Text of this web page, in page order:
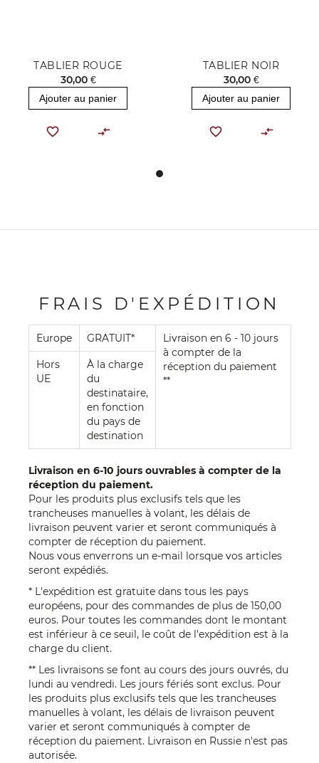
TABLIER ROUGE
30,00 €
Ajouter au panier
TABLIER NOIR
30,00 €
Ajouter au panier
FRAIS D'EXPÉDITION
Europe GRATUIT*
Livraison en 6 - 10 jours
à compter de la
réception du paiement
**
Hors
UE
À la charge
du
destinataire,
en fonction
du pays de
destination
Livraison en 6-10 jours ouvrables à compter de la
réception du paiement.
Pour les produits plus exclusifs tels que les
trancheuses manuelles à volant, les délais de
livraison peuvent varier et seront communiqués à
compter de réception du paiement.
Nous vous enverrons un e-mail lorsque vos articles
seront expédiés.
* L'expédition est gratuite dans tous les pays
européens, pour des commandes de plus de 150,00
euros. Pour toutes les commandes dont le montant
est inférieur à ce seuil, le coût de l'expédition est à la
charge du client.
** Les livraisons se font au cours des jours ouvrés, du
lundi au vendredi. Les jours fériés sont exclus. Pour
les produits plus exclusifs tels que les trancheuses
manuelles à volant, les délais de livraison peuvent
varier et seront communiqués à compter de
réception du paiement. Livraison en Russie n'est pas
autorisée.